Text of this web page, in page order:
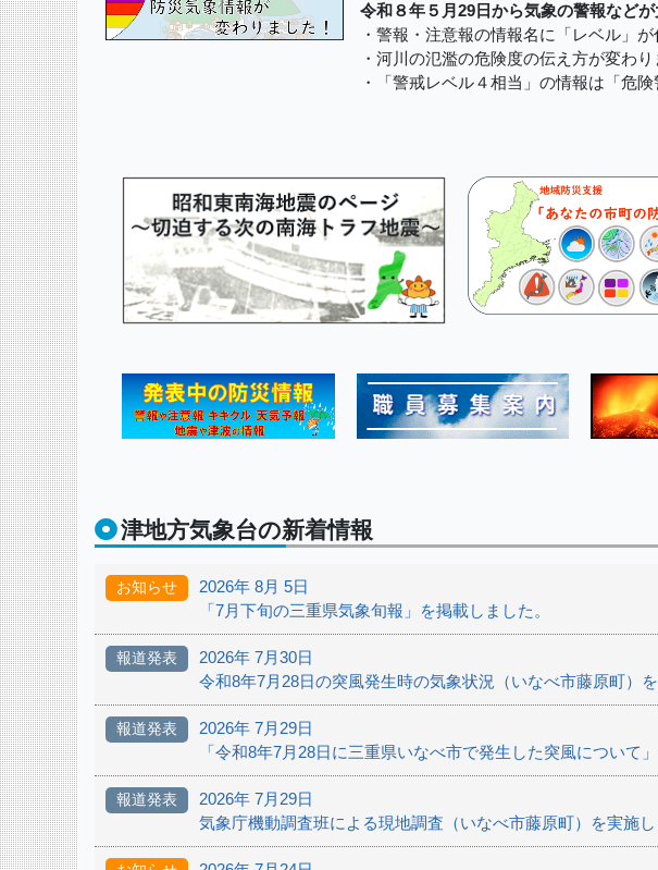
令和８年５月29日から気象の警報など
・警報・注意報の情報名に「レベル」
・河川の氾濫の危険度の伝え方が変わ
・「警戒レベル４相当」の情報は「危
津地方気象台の新着情報
お知らせ
2026年 8月 5日
「7月下旬の三重県気象旬報」を掲載しました。
報道発表
2026年 7月30日
令和8年7月28日の突風発生時の気象状況（いなべ市藤原町）を
報道発表
2026年 7月29日
「令和8年7月28日に三重県いなべ市で発生した突風について
報道発表
2026年 7月29日
気象庁機動調査班による現地調査（いなべ市藤原町）を実施し